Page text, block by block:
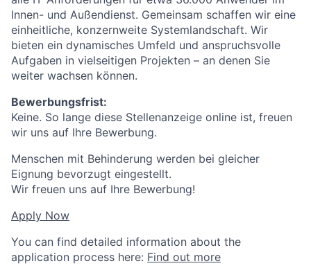
Innen- und Außendienst. Gemeinsam schaffen wir eine
einheitliche, konzernweite Systemlandschaft. Wir
bieten ein dynamisches Umfeld und anspruchsvolle
Aufgaben in vielseitigen Projekten – an denen Sie
weiter wachsen können.
Bewerbungsfrist:
Keine. So lange diese Stellenanzeige online ist, freuen
wir uns auf Ihre Bewerbung.
Menschen mit Behinderung werden bei gleicher
Eignung bevorzugt eingestellt.
Wir freuen uns auf Ihre Bewerbung!
Apply Now
You can find detailed information about the
application process here: Find out more